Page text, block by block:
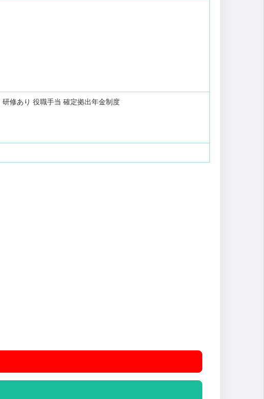
研修あり 役職手当 確定拠出年金制度